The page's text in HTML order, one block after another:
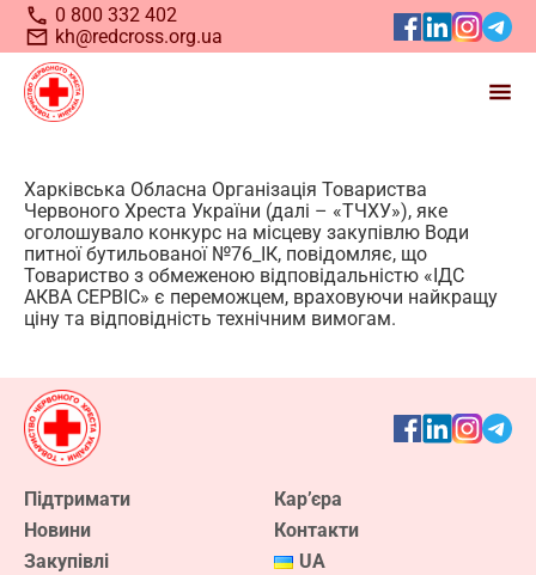
0 800 332 402
kh@redcross.org.ua
Харківська Обласна Організація Товариства
Червоного Хреста України (далі – «ТЧХУ»), яке
оголошувало конкурс на місцеву закупівлю Води
питної бутильованої №76_ІК, повідомляє, що
Товариство з обмеженою відповідальністю «ІДС
АКВА СЕРВІС» є переможцем, враховуючи найкращу
ціну та відповідність технічним вимогам.
Підтримати
Новини
Закупівлі
Кар’єра
Контакти
UA
Станьте волонтером
УкраїнськогоЧервоного
Хреста
Запрошуємо всіх, хто бажає долучитися до нашої
команди. Відтепер реєстрація кандидатів у